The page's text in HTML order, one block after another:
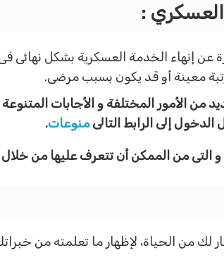
العسكري :
عن إنهاء الخدمة العسكرية بشكل
معينة أو قد يكون بسبب مرضى.
من الأمور المختلفة و الأجابات
إلى الرابط التالىمنوعات.
و التى من الممكن أن تتعرف عليها من
لك من الحياة، لإظهار ما تعلمته من